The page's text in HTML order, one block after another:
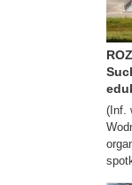
(Inf.